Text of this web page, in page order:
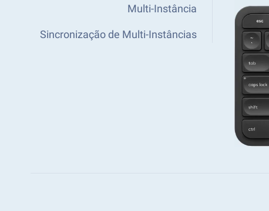
Multi-Instância
Sincronização de Multi-Instâncias